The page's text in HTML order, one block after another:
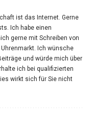
ist das Internet. Gerne
Ich habe einen
gerne mit Schreiben von
Ich wünsche
und würde mich über
ich bei qualifizierten
wirkt sich für Sie nicht